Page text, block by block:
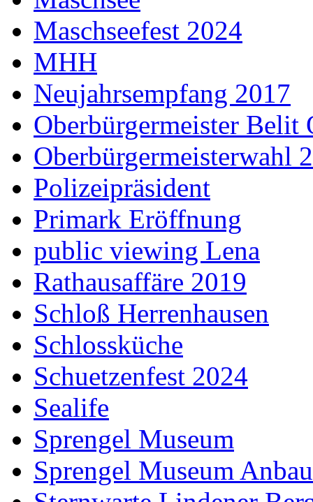
Maschseefest 2024
MHH
Neujahrsempfang 2017
Oberbürgermeister Belit
Oberbürgermeisterwahl
Polizeipräsident
Primark Eröffnung
public viewing Lena
Rathausaffäre 2019
Schloß Herrenhausen
Schlossküche
Schuetzenfest 2024
Sealife
Sprengel Museum
Sprengel Museum Anbau